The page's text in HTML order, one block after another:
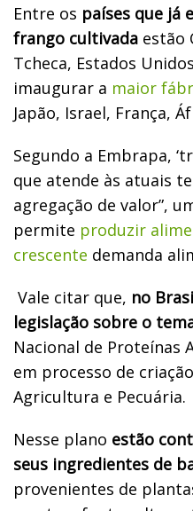
Entre os países que já
frango cultivada estão
Tcheca, Estados
imaugurar a maior
Japão, Israel, França,
Segundo a Embrapa,
que atende às atuais
agregação de valor”,
permite produzir
crescente demanda
Vale citar que, no
legislação sobre o
Nacional de Proteínas
em processo de
Agricultura e Pecuária.
Nesse plano estão
seus ingredientes de
provenientes de